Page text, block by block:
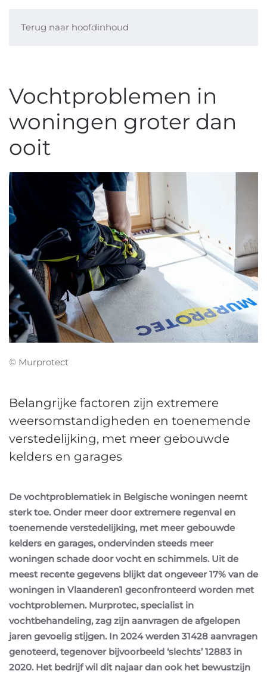
Terug naar hoofdinhoud
Vochtproblemen in
woningen groter dan
ooit
© Murprotect
Belangrijke factoren zijn extremere
weersomstandigheden en toenemende
verstedelijking, met meer gebouwde
kelders en garages
De vochtproblematiek in Belgische woningen neemt
sterk toe. Onder meer door extremere regenval en
toenemende verstedelijking, met meer gebouwde
kelders en garages, ondervinden steeds meer
woningen schade door vocht en schimmels. Uit de
meest recente gegevens blijkt dat ongeveer 17% van de
woningen in Vlaanderen1 geconfronteerd worden met
vochtproblemen. Murprotec, specialist in
vochtbehandeling, zag zijn aanvragen de afgelopen
jaren gevoelig stijgen. In 2024 werden 31428 aanvragen
genoteerd, tegenover bijvoorbeeld ‘slechts’ 12883 in
2020. Het bedrijf wil dit najaar dan ook het bewustzijn